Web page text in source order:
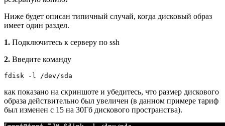
Ниже будет описан типичный случай, когда дисковый образ
имеет один раздел.
1. Подключитесь к серверу по ssh
2. Введите команду
fdisk -l /dev/sda
как показано на скриншоте и убедитесь, что размер дискового
образа действительно был увеличен (в данном примере тариф
был изменен с 15 на 30Гб дискового пространства).